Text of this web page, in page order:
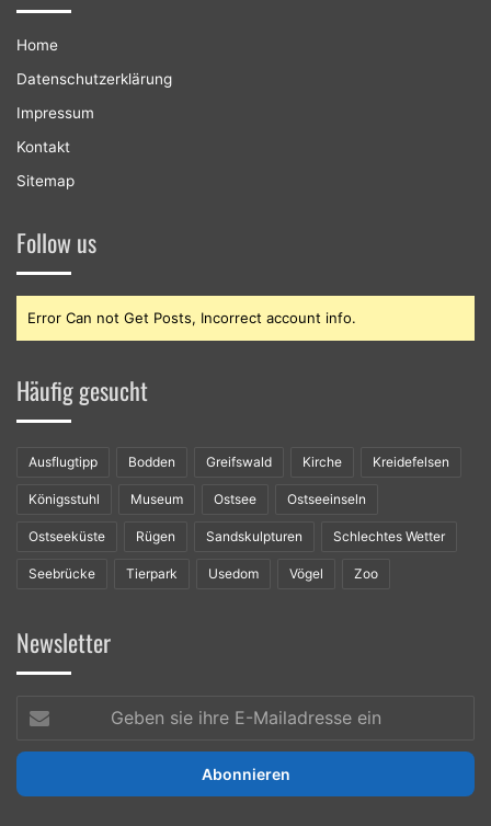
Home
Datenschutzerklärung
Impressum
Kontakt
Sitemap
Follow us
Error Can not Get Posts, Incorrect account info.
Häufig gesucht
Ausflugtipp Bodden Greifswald Kirche Kreidefelsen
Königsstuhl Museum Ostsee Ostseeinseln
Ostseeküste Rügen Sandskulpturen Schlechtes Wetter
Seebrücke Tierpark Usedom Vögel Zoo
Newsletter
sie
ihre
Mailadresse